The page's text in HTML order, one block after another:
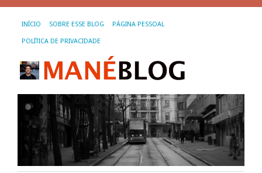
INÍCIO SOBRE ESSE BLOG PÁGINA PESSOAL
POLÍTICA DE PRIVACIDADE